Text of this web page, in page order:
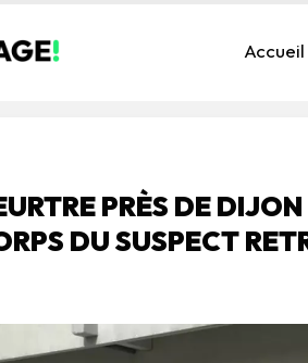
Accueil
PRÈS DE
DU SUSPECT